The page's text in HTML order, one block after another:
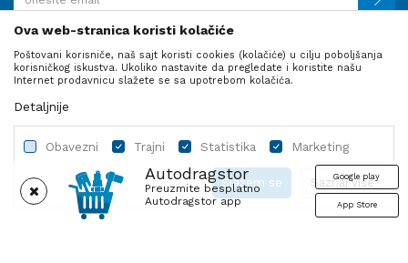
Autodragstor
Preuzmite besplatno
Autodragstor app
Google play
App Store
PRATITE NAS
Autodelovi Ulje i tečnosti
Ova web-stranica koristi kolačiće
Poštovani korisniče, naš sajt koristi cookies (kolačiće) u cilju poboljšanja
korisničkog iskustva. Ukoliko nastavite da pregledate i koristite našu
Internet prodavnicu slažete se sa upotrebom kolačića.
Detaljnije
Obavezni Trajni Statistika Marketing
Saznaj više
Slažem se